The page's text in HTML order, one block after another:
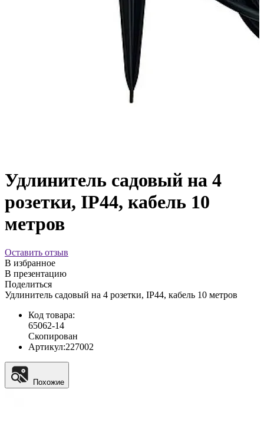
Удлинитель садовый на 4
розетки, IP44, кабель 10
метров
Оставить отзыв
В избранное
В презентацию
Поделиться
Удлинитель садовый на 4 розетки, IP44, кабель 10 метров
Код товара:
65062-14
Скопирован
Артикул:227002
Похожие